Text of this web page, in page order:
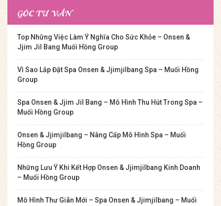
GÓC TƯ VẤN
Top Những Việc Làm Ý Nghĩa Cho Sức Khỏe – Onsen &
Jjim Jil Bang Muối Hồng Group
Vì Sao Lắp Đặt Spa Onsen & Jjimjilbang Spa – Muối Hồng
Group
Spa Onsen & Jjim Jil Bang – Mô Hình Thu Hút Trong Spa –
Muối Hồng Group
Onsen & Jjimjilbang – Nâng Cấp Mô Hình Spa – Muối
Hồng Group
Những Lưu Ý Khi Kết Hợp Onsen & Jjimjilbang Kinh Doanh
– Muối Hồng Group
Mô Hình Thư Giãn Mới – Spa Onsen & Jjimjilbang – Muối